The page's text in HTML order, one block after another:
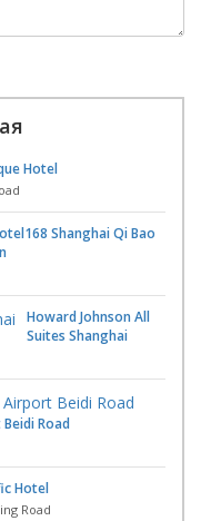
Hotel
Shanghai Qi Bao
Howard Johnson All
Suites Shanghai
Road
Hotel
Road